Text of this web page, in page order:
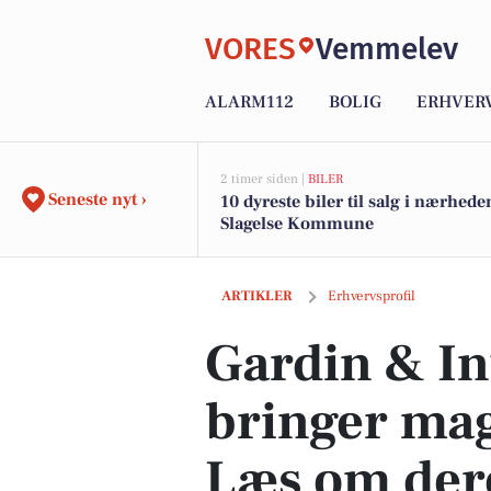
VORES Vemmelev
ALARM112 BOLIG
Seneste nyt ›
2 timer siden | BILER
10 dyreste biler til salg i
Slagelse Kommune
ARTIKLER Erhvervsprofil
Gardin & Interiør Huset bringer
Gardin &
bringer